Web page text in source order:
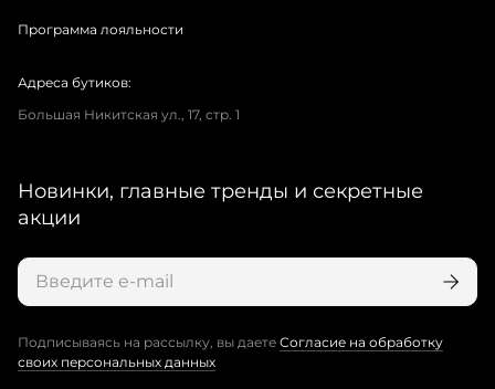
Программа лояльности
Адреса бутиков:
Большая Никитская ул., 17, стр. 1
Новинки, главные тренды и секретные
акции
Подписываясь на рассылку, вы даете Согласие на обработку
своих персональных данных